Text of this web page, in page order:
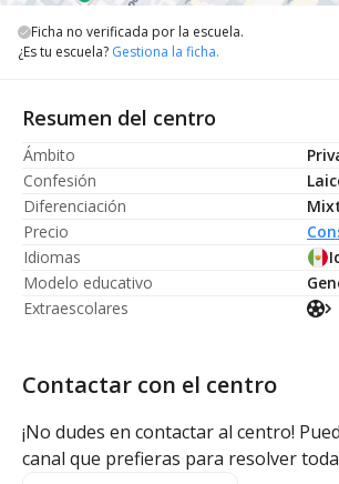
Ficha no verificada por la escuela.
¿Es tu escuela? Gestiona la ficha.
Resumen del centro
Ámbito
Confesión
Diferenciación
Precio
Idiomas
Modelo educativo
Extraescolares
Contactar con el centro
¡No dudes en contactar al centro!
canal que prefieras para resolver